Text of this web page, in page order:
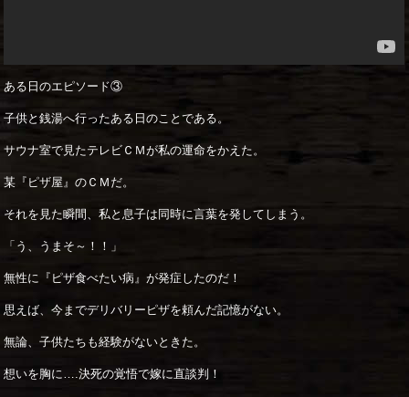
ある日のエピソード③
子供と銭湯へ行ったある日のことである。
サウナ室で見たテレビＣＭが私の運命をかえた。
某『ピザ屋』のＣＭだ。
それを見た瞬間、私と息子は同時に言葉を発してしまう。
「う、うまそ～！！」
無性に『ピザ食べたい病』が発症したのだ！
思えば、今までデリバリーピザを頼んだ記憶がない。
無論、子供たちも経験がないときた。
想いを胸に….決死の覚悟で嫁に直談判！